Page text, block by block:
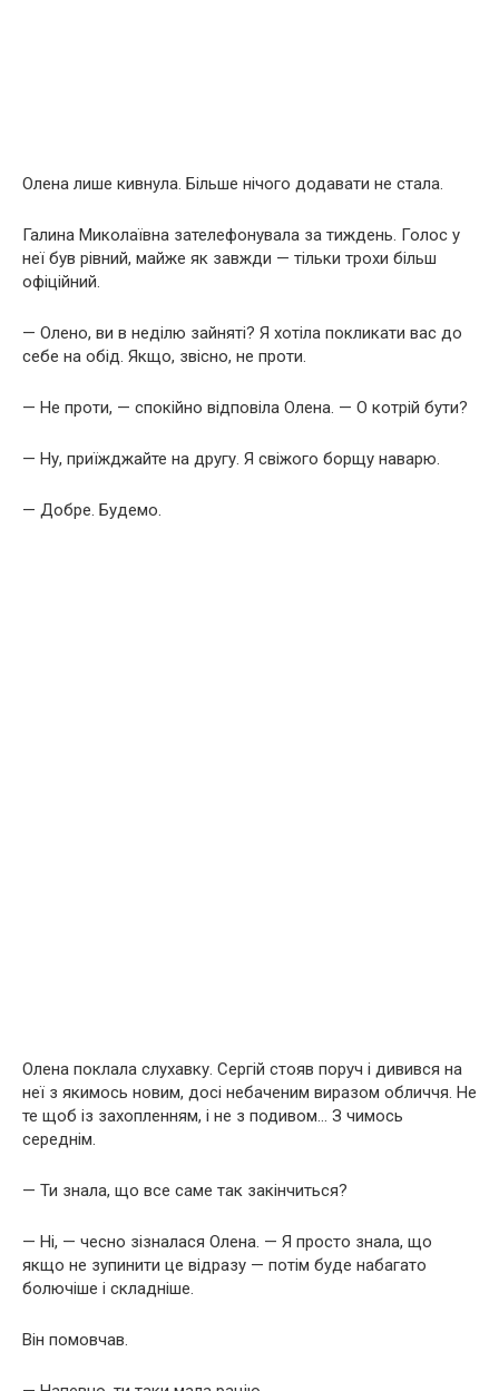
Олена лише кивнула. Більше нічого додавати не стала.
Галина Миколаївна зателефонувала за тиждень. Голос у
неї був рівний, майже як завжди — тільки трохи більш
офіційний.
— Олено, ви в неділю зайняті? Я хотіла покликати вас до
себе на обід. Якщо, звісно, не проти.
— Не проти, — спокійно відповіла Олена. — О котрій бути?
— Ну, приїжджайте на другу. Я свіжого борщу наварю.
— Добре. Будемо.
Олена поклала слухавку. Сергій стояв поруч і дивився на
неї з якимось новим, досі небаченим виразом обличчя. Не
те щоб із захопленням, і не з подивом… З чимось
середнім.
— Ти знала, що все саме так закінчиться?
— Ні, — чесно зізналася Олена. — Я просто знала, що
якщо не зупинити це відразу — потім буде набагато
болючіше і складніше.
Він помовчав.